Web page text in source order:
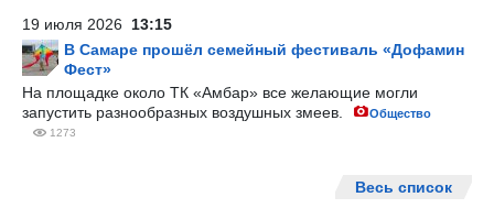
19 июля 2026 13:15
В Самаре прошёл семейный фестиваль «Дофамин
Фест»
На площадке около ТК «Амбар» все желающие могли
запустить разнообразных воздушных змеев.
Общество
1273
Весь список